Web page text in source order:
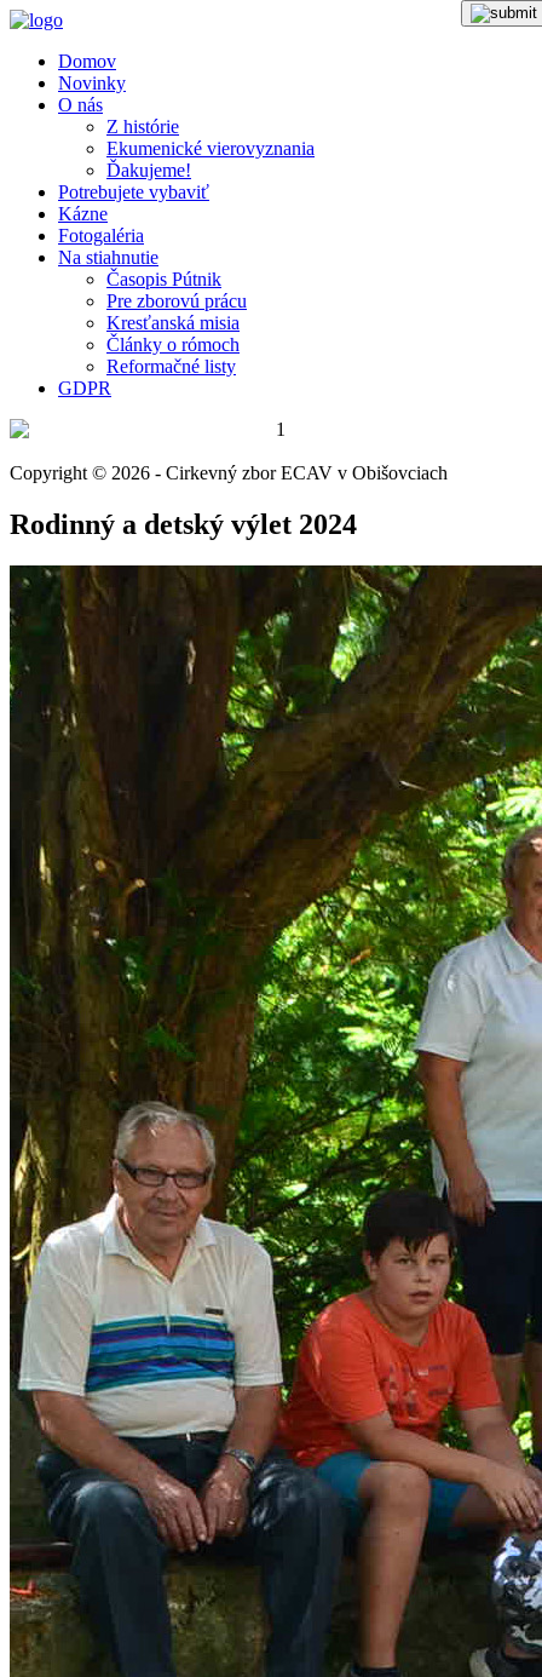
Domov
Novinky
O nás
Z histórie
Ekumenické vierovyznania
Ďakujeme!
Potrebujete vybaviť
Kázne
Fotogaléria
Na stiahnutie
Časopis Pútnik
Pre zborovú prácu
Kresťanská misia
Články o rómoch
Reformačné listy
GDPR
Copyright © 2026 - Cirkevný zbor ECAV v Obišovciach
Rodinný a detský výlet 2024